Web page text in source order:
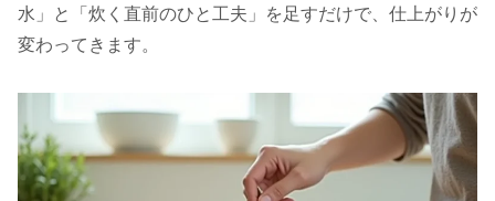
水」と「炊く直前のひと工夫」を足すだけで、仕上がりが
変わってきます。